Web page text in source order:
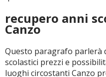
recupero anni
Canzo
Questo paragrafo parlerà
scolastici prezzi e
luoghi circostanti Canzo